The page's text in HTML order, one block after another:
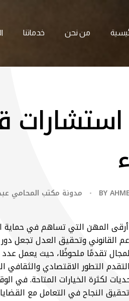
من نحن خدماتنا
BY مدونة مكتب المحامي
المهن التي تساهم في حماية
القانوني وتحقيق العدل تجعل
تقدمًا ملحوظًا، حيث يعمل
التطور الاقتصادي
لكثرة الخيارات المتاحة. في
النجاح في التعامل مع القضايا